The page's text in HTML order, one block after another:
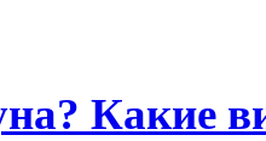
Какие